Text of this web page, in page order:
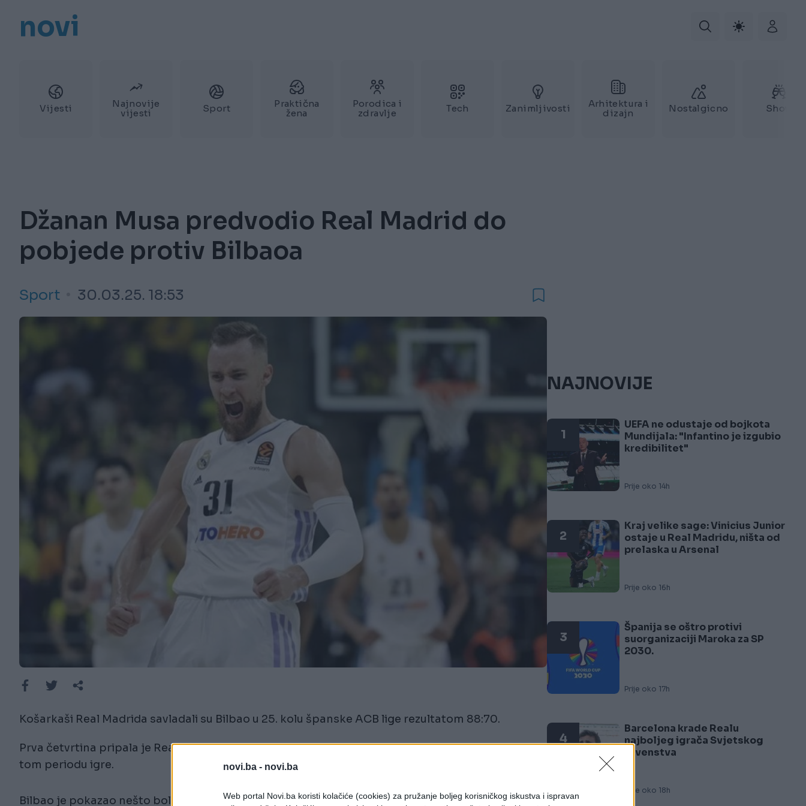
novi.ba - novi.ba
Web portal Novi.ba koristi kolačiće (cookies) za pružanje boljeg korisničkog iskustva i ispravan
novi
Vijesti
Najnovije
vijesti
Sport
Praktična
žena
Porodica i
zdravlje
Tech Zanimljivosti
Arhitektura i
dizajn
Nostalgicno Show
Džanan Musa predvodio Real Madrid do
pobjede protiv Bilbaoa
Sport 30.03.25. 18:53
Košarkaši Real Madrida savladali su Bilbao u 25. kolu španske ACB lige rezultatom 88:70.
Prva četvrtina pripala je Real Madridu, koji je slavio sa 22:17, iako su imali i dvocifrenu prednost u
tom periodu igre.
Bilbao je pokazao nešto bolju igru u drugoj četvrtini, koja je završena neriješeno – 34:34.
NAJNOVIJE
1
UEFA ne odustaje od bojkota
Mundijala: "Infantino je izgubio
kredibilitet"
Prije oko 14h
2
Kraj velike sage: Vinicius Junior
ostaje u Real Madridu, ništa od
prelaska u Arsenal
Prije oko 16h
3
Španija se oštro protivi
suorganizaciji Maroka za SP
2030.
Prije oko 17h
4
Barcelona krade Realu
najboljeg igrača Svjetskog
prvenstva
Prije oko 18h